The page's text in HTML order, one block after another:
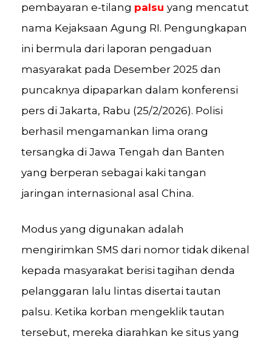
pembayaran e-tilang palsu yang mencatut
nama Kejaksaan Agung RI. Pengungkapan
ini bermula dari laporan pengaduan
masyarakat pada Desember 2025 dan
puncaknya dipaparkan dalam konferensi
pers di Jakarta, Rabu (25/2/2026). Polisi
berhasil mengamankan lima orang
tersangka di Jawa Tengah dan Banten
yang berperan sebagai kaki tangan
jaringan internasional asal China.
Modus yang digunakan adalah
mengirimkan SMS dari nomor tidak dikenal
kepada masyarakat berisi tagihan denda
pelanggaran lalu lintas disertai tautan
palsu. Ketika korban mengeklik tautan
tersebut, mereka diarahkan ke situs yang